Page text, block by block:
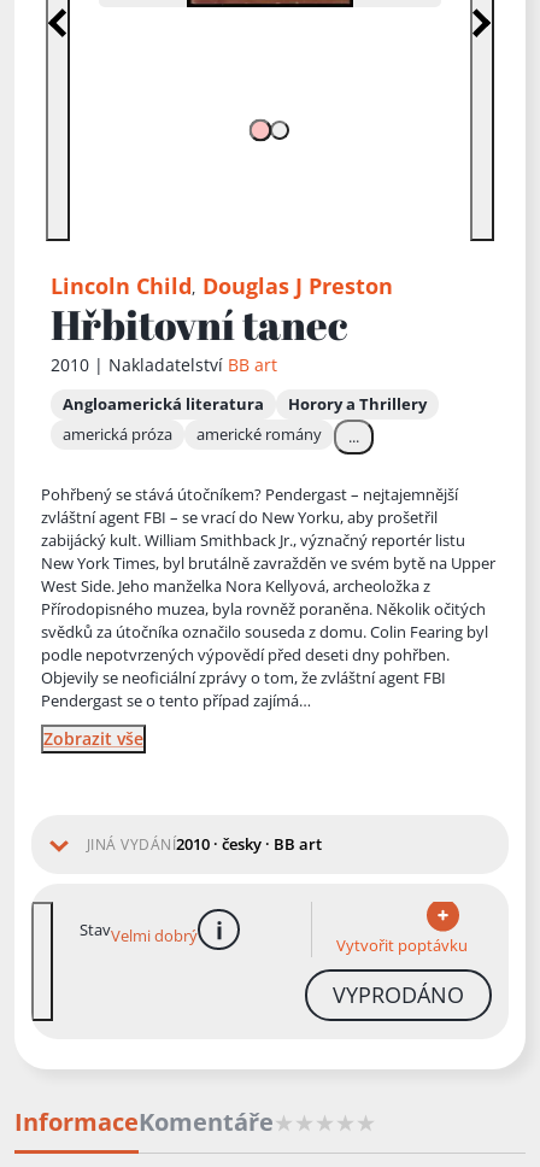
Předchozí Další
Lincoln Child, Douglas J Preston
Hřbitovní tanec
2010 | Nakladatelství BB art
Angloamerická literatura
Horory a Thrillery
americká próza
americké romány ...
Pohřbený se stává útočníkem? Pendergast – nejtajemnější
zvláštní agent FBI – se vrací do New Yorku, aby prošetřil
zabijácký kult. William Smithback Jr., význačný reportér listu
New York Times, byl brutálně zavražděn ve svém bytě na Upper
West Side. Jeho manželka Nora Kellyová, archeoložka z
Přírodopisného muzea, byla rovněž poraněna. Několik očitých
svědků za útočníka označilo souseda z domu. Colin Fearing byl
podle nepotvrzených výpovědí před deseti dny pohřben.
Objevily se neoficiální zprávy o tom, že zvláštní agent FBI
Pendergast se o tento případ zajímá…
Zobrazit vše
JINÁ VYDÁNÍ2010 · česky · BB art
StavVelmi dobrý více informací Vytvořit poptávku
VYPRODÁNO
InformaceKomentáře